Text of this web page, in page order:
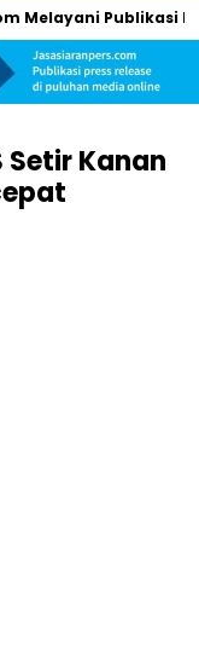
Publikasi ke Lebih
Setir Kanan